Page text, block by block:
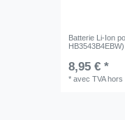
Batterie Li-Ion
HB3543B4EBW)
8,95 € *
*avec TVAhors